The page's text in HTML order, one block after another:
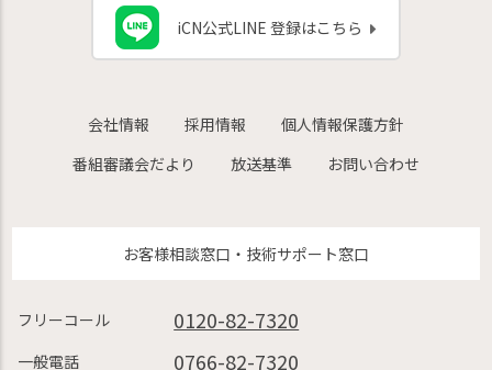
iCN公式LINE 登録はこちら
会社情報 採用情報
個人情報保護方針
番組審議会だより
放送基準 お問い合わせ
お客様相談窓口・技術サポート窓口
フリーコール 0120-82-7320
一般電話 0766-82-7320